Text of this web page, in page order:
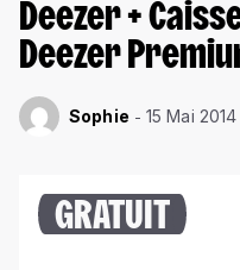
Deezer +
Deezer
Sophie 15 Mai 2014
GRATUIT